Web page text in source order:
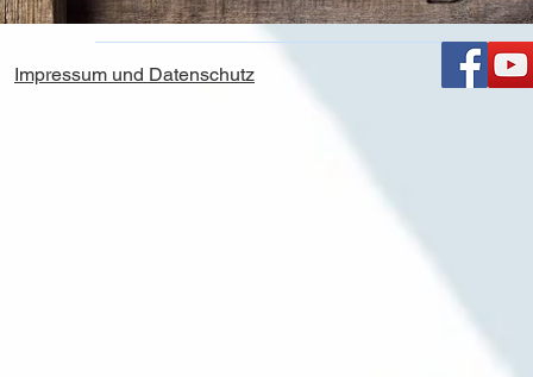
Impressum und Datenschutz